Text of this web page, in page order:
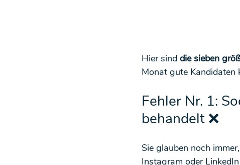
Hier sind die sieben
Monat gute Kandidaten
Fehler Nr. 1:
behandelt ❌
Sie glauben noch
Instagram oder